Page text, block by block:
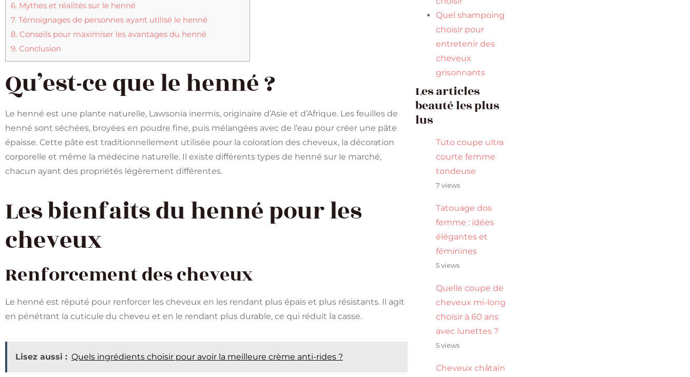
6. Mythes et réalités sur le henné
7. Témoignages de personnes ayant utilisé le henné
8. Conseils pour maximiser les avantages du henné
9. Conclusion
Qu’est-ce que le henné ?
Le henné est une plante naturelle, Lawsonia inermis, originaire d’Asie et d’Afrique. Les feuilles de
henné sont séchées, broyées en poudre fine, puis mélangées avec de l’eau pour créer une pâte
épaisse. Cette pâte est traditionnellement utilisée pour la coloration des cheveux, la décoration
corporelle et même la médecine naturelle. Il existe différents types de henné sur le marché,
chacun ayant des propriétés légèrement différentes.
Les bienfaits du henné pour les
cheveux
Renforcement des cheveux
Le henné est réputé pour renforcer les cheveux en les rendant plus épais et plus résistants. Il agit
en pénétrant la cuticule du cheveu et en le rendant plus durable, ce qui réduit la casse.
Lisez aussi : Quels ingrédients choisir pour avoir la meilleure crème anti-rides ?
Quel shampoing
choisir pour
entretenir des
cheveux
grisonnants
Les articles
beauté les plus
lus
Tuto coupe ultra
courte femme
tondeuse
7 views
Tatouage dos
femme : idées
élégantes et
féminines
5 views
Quelle coupe de
cheveux mi-long
choisir à 60 ans
avec lunettes ?
5 views
Cheveux châtain